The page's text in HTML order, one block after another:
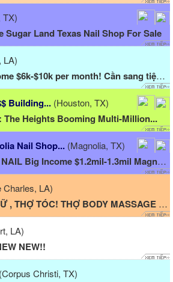
TX)
Sugar Land Texas Nail Shop For Sale
LA)
$6k-$10k per month! Cần sang tiệm...
Building... (Houston, TX)
The Heights Booming Multi-Million...
Nail Shop... (Magnolia, TX)
Big Income $1.2mil-1.3mil Magnolia/The...
Charles, LA)
TÓC! THỢ BODY MASSAGE GẤP!!!
LA)
NEW!!
(Corpus Christi, TX)